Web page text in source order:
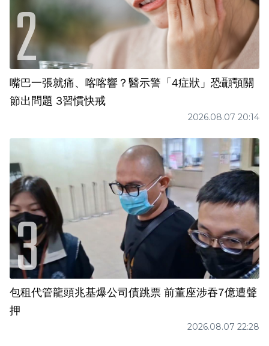
嘴巴一張就痛、喀喀響？醫示警「4症狀」恐顳顎關
節出問題 3習慣快戒
2026.08.07 20:14
包租代管龍頭兆基爆公司債跳票 前董座涉吞7億遭聲
押
2026.08.07 22:28